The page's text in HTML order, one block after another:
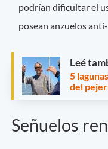
podrían dificultar el
posean anzuelos
Leé
5
del
Señuelos